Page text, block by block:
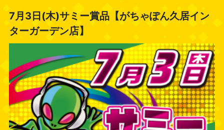
7月3日(木)サミー賞品【がちゃぽん久居イン
ターガーデン店】